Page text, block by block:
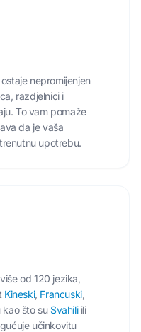
nepromijenjen
razdjelnici i
To vam pomaže
da je vaša
upotrebu.
od 120 jezika,
Kineski, Francuski,
kao što su Svahiliili
učinkovitu